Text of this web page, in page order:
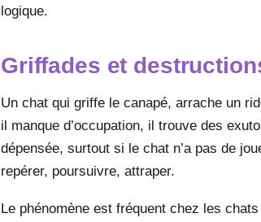
logique.
Griffades et
Un chat qui griffe le canapé, arrache un
il manque d’occupation, il trouve des
dépensée, surtout si le chat n’a pas de
repérer, poursuivre, attraper.
Le phénomène est fréquent chez les